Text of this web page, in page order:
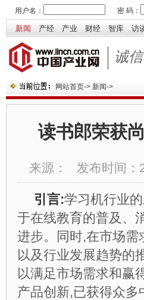
用户名： 密 码：
新闻 产经 产业 财经 智库 访
诚
网站首页-> 新闻->
读书郎荣获
来源： 发布时间：
引言:学习机行业
于在线教育的普及、
进步。同时,在市场
以及行业发展趋势的
以满足市场需求和赢
产品创新,已获得众多